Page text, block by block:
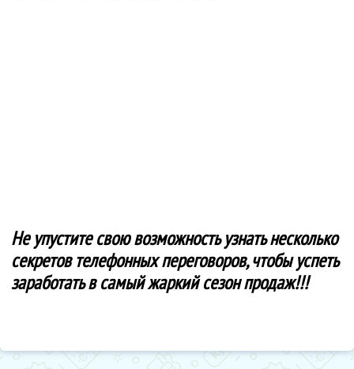
Не упустите свою возможность узнать несколько
секретов телефонных переговоров, чтобы успеть
заработать в самый жаркий сезон продаж!!!